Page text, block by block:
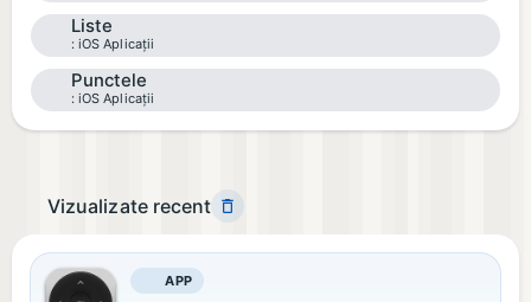
Liste
iOS Aplicații
Punctele
iOS Aplicații
Vizualizate recent
APP